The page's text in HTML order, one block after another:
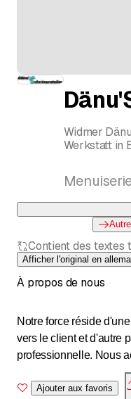
Widmer Dänu
Werkstatt in
Contient des textes
Afficher l'original en
À propos de nous
Notre force réside
vers le client et d'autre
professionnelle. Nous
à la fin. Le conseil sur
idées sur papier et sur
Ajouter aux favoris